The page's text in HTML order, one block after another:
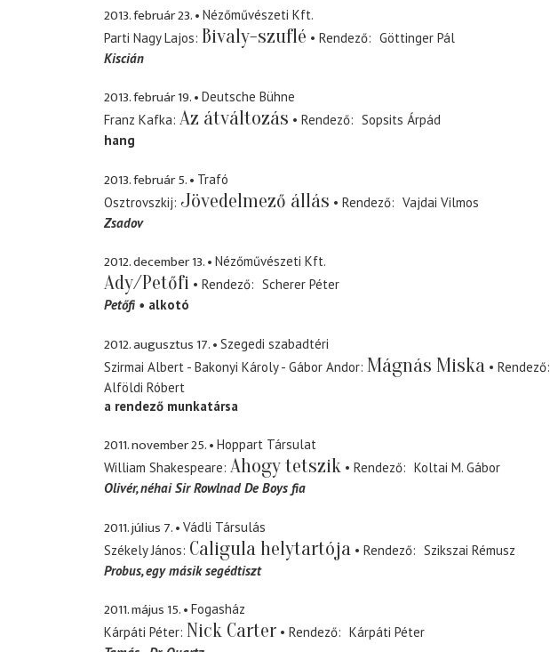
2013. február 23.
Nézőművészeti Kft.
Parti Nagy Lajos Bivaly-szuflé Rendező
Göttinger Pál
Kiscián
2013. február 19.
Deutsche Bühne
Franz Kafka Az átváltozás Rendező
Sopsits Árpád
hang
2013. február 5.
Trafó
Osztrovszkij Jövedelmező állás Rendező
Vajdai Vilmos
Zsadov
2012. december 13. Nézőművészeti Kft.
Ady/Petőfi Rendező
Scherer Péter
Petőfi
alkotó
2012. augusztus 17.
Szegedi szabadtéri
Szirmai Albert - Bakonyi Károly - Gábor Andor Mágnás Miska
Rendező
Alföldi Róbert
a rendező munkatársa
2011. november 25.
Hoppart Társulat
William Shakespeare Ahogy tetszik Rendező
Koltai M. Gábor
Olivér néhai Sir Rowlnad De Boys fia
2011. július 7.
Vádli Társulás
Székely János Caligula helytartója Rendező
Szikszai Rémusz
Probus egy másik segédtiszt
2011. május 15.
Fogasház
Kárpáti Péter Nick Carter Rendező
Kárpáti Péter